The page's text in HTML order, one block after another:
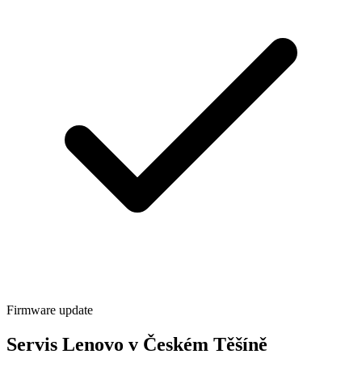
Firmware update
Servis Lenovo v Českém Těšíně